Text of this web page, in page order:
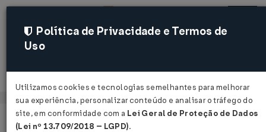
Acessar
Página Inicial Legislações
Política de Privacidade e Termos de
Uso
Utilizamos cookies e tecnologias semelhantes para melhorar
sua experiência, personalizar conteúdo e analisar o tráfego do
site, em conformidade com a Lei Geral de Proteção de Dados
(Lei nº 13.709/2018 – LGPD).